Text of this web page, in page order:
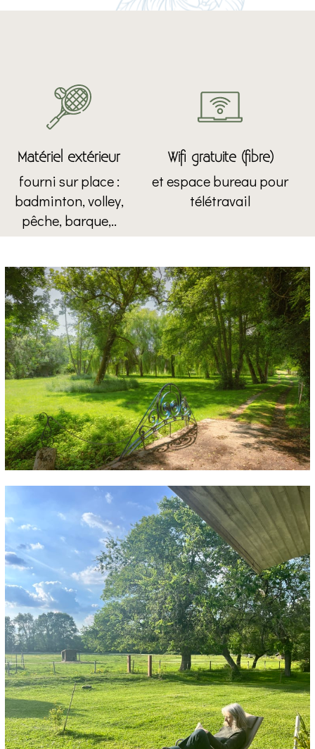
Matériel extérieur
fourni sur place :
badminton, volley,
pêche, barque,..
Wifi gratuite (fibre)
et espace bureau pour
télétravail